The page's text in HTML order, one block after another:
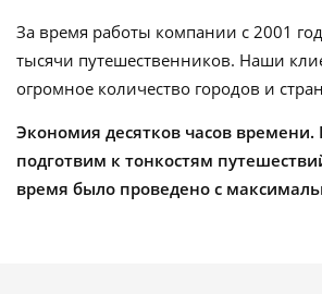
За время работы компании с 2001
тысячи путешественников. Наши
огромное количество городов и
Экономия десятков часов времени.
подготвим к тонкостям
время было проведено с